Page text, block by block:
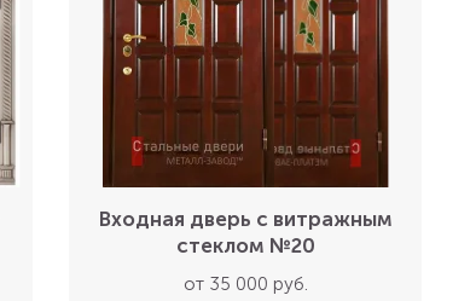
Входная дверь с витражным
стеклом №20
от 35 000 руб.